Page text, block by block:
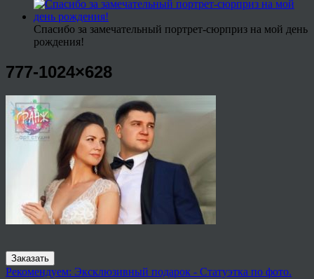
Спасибо за замечательный портрет-сюрприз на мой день
рождения!
777-1024×628
Заказать
Рекомендуем: Эксклюзивный подарок - Статуэтка по фото.